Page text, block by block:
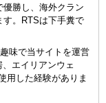
勝し、海外クラン
す。RTSは下手糞で
味で当サイトを運営
エイリアンウェ
用した経験がありま